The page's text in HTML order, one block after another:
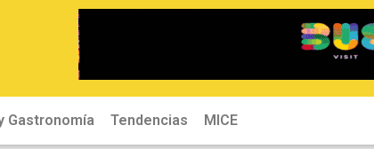
Gastronomía Tendencias MICE